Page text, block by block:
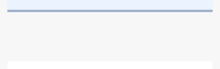
города Славянск.